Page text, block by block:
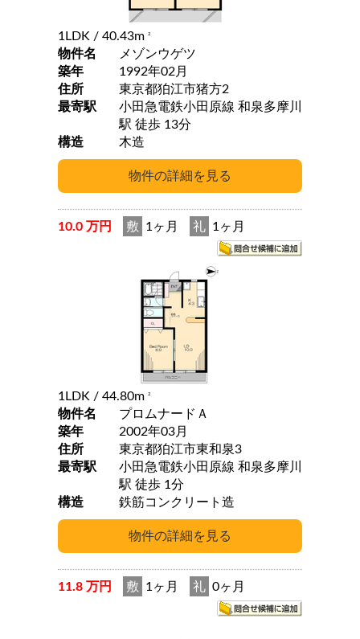
1LDK / 40.43m 2
物件名
メゾンウゲツ
築年
1992年02月
住所
東京都狛江市猪方2
最寄駅
小田急電鉄小田原線 和泉多摩川
駅 徒歩 13分
構造
木造
10.0 万円 敷 1ヶ月 礼 1ヶ月
1LDK / 44.80m 2
物件名
プロムナードＡ
築年
2002年03月
住所
東京都狛江市東和泉3
最寄駅
小田急電鉄小田原線 和泉多摩川
駅 徒歩 1分
構造
鉄筋コンクリート造
11.8 万円 敷 1ヶ月 礼 0ヶ月